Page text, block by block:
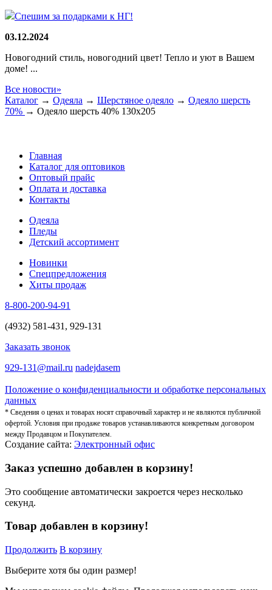
Спешим за подарками к НГ!
03.12.2024
Новогодний стиль, новогодний цвет! Тепло и уют в Вашем
доме! ...
Все новости»
Каталог → Одеяла → Шерстяное одеяло → Одеяло шерсть
70% → Одеяло шерсть 40% 130х205
Главная
Каталог для оптовиков
Оптовый прайс
Оплата и доставка
Контакты
Одеяла
Пледы
Детский ассортимент
Новинки
Спецпредложения
Хиты продаж
8-800-200-94-91
(4932) 581-431, 929-131
Заказать звонок
929-131@mail.ru nadejdasem
Положение о конфиденциальности и обработке персональных
данных
* Сведения о ценах и товарах носят справочный характер и не являются публичной
офертой. Условия при продаже товаров устанавливаются конкретным договором
между Продавцом и Покупателем.
Создание сайта: Электронный офис
Заказ успешно добавлен в корзину!
Это сообщение автоматически закроется через несколько
секунд.
Товар добавлен в корзину!
Продолжить В корзину
Выберите хотя бы один размер!